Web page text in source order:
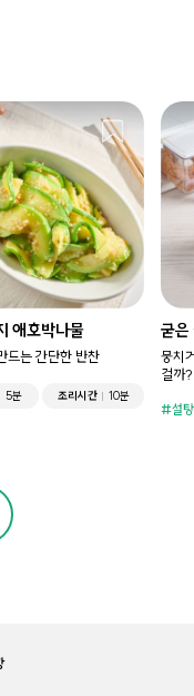
애호박나물
드는 간단한 반찬
5분 조리시간 10분
굳은
뭉치
걸까?
설탕